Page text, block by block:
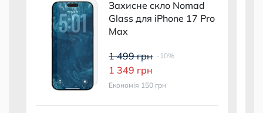
Захисне скло Nomad
Glass для iPhone 17 Pro
Max
1 499 грн -10%
1 349 грн
Економія 150 грн